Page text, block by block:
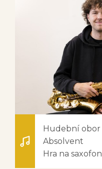
Hudební obor
Absolvent
Hra na saxofon